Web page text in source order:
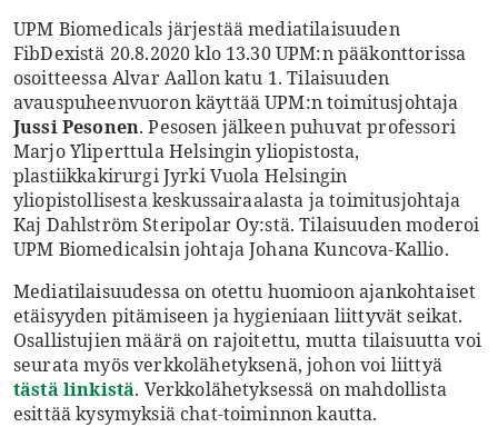
UPM Biomedicals järjestää mediatilaisuuden
FibDexistä 20.8.2020 klo 13.30 UPM:n pääkonttorissa
osoitteessa Alvar Aallon katu 1. Tilaisuuden
avauspuheenvuoron käyttää UPM:n toimitusjohtaja
Jussi Pesonen. Pesosen jälkeen puhuvat professori
Marjo Yliperttula Helsingin yliopistosta,
plastiikkakirurgi Jyrki Vuola Helsingin
yliopistollisesta keskussairaalasta ja toimitusjohtaja
Kaj Dahlström Steripolar Oy:stä. Tilaisuuden moderoi
UPM Biomedicalsin johtaja Johana Kuncova-Kallio.
Mediatilaisuudessa on otettu huomioon ajankohtaiset
etäisyyden pitämiseen ja hygieniaan liittyvät seikat.
Osallistujien määrä on rajoitettu, mutta tilaisuutta voi
seurata myös verkkolähetyksenä, johon voi liittyä
tästä linkistä. Verkkolähetyksessä on mahdollista
esittää kysymyksiä chat-toiminnon kautta.